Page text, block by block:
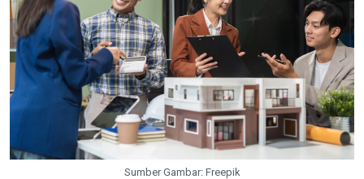
Sumber Gambar: Freepik